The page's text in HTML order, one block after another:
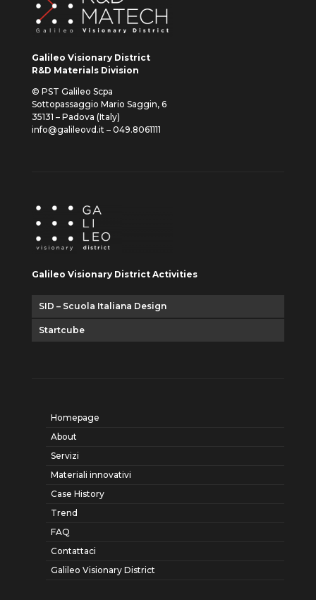
Galileo Visionary District
R&D Materials Division
© PST Galileo Scpa
Sottopassaggio Mario Saggin, 6
35131 – Padova (Italy)
info@galileovd.it – 049.8061111
Galileo Visionary District Activities
SID – Scuola Italiana Design
Startcube
Homepage
About
Servizi
Materiali innovativi
Case History
Trend
FAQ
Contattaci
Galileo Visionary District